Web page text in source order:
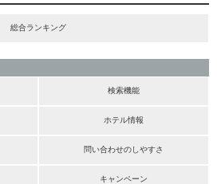
総合ランキング
検索機能
ホテル情報
問い合わせのしやすさ
キャンペーン